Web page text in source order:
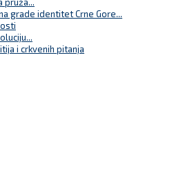
grade identitet Crne Gore...
i crkvenih pitanja